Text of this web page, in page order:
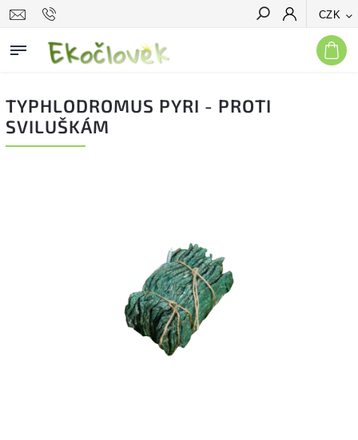
CZK
Hledat
TYPHLODROMUS PYRI - PROTI
SVILUŠKÁM